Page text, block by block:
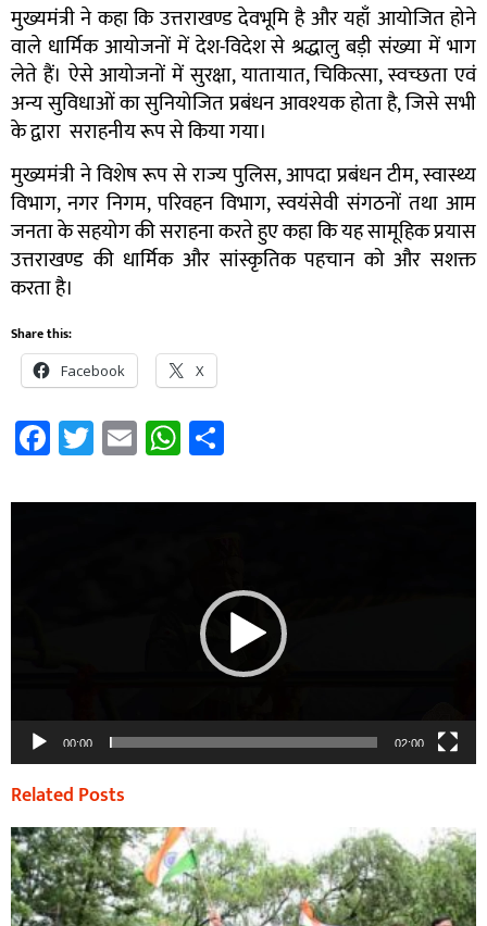
मुख्यमंत्री ने कहा कि उत्तराखण्ड देवभूमि है और यहाँ आयोजित होने
वाले धार्मिक आयोजनों में देश-विदेश से श्रद्धालु बड़ी संख्या में भाग
लेते हैं। ऐसे आयोजनों में सुरक्षा, यातायात, चिकित्सा, स्वच्छता एवं
अन्य सुविधाओं का सुनियोजित प्रबंधन आवश्यक होता है, जिसे सभी
के द्वारा सराहनीय रूप से किया गया।
मुख्यमंत्री ने विशेष रूप से राज्य पुलिस, आपदा प्रबंधन टीम, स्वास्थ्य
विभाग, नगर निगम, परिवहन विभाग, स्वयंसेवी संगठनों तथा आम
जनता के सहयोग की सराहना करते हुए कहा कि यह सामूहिक प्रयास
उत्तराखण्ड की धार्मिक और सांस्कृतिक पहचान को और सशक्त
करता है।
Share this:
Facebook X
Facebook
Twitter
EmailWhatsApp
00:00 02:00
Related Posts